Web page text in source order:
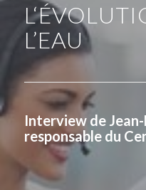
L’EAU
Interview de
responsable du